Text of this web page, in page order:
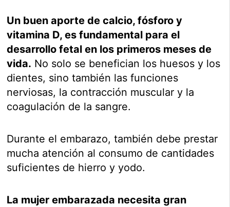
Un buen aporte de calcio, fósforo y
vitamina D, es fundamental para el
desarrollo fetal en los primeros meses de
vida. No solo se benefician los huesos y los
dientes, sino también las funciones
nerviosas, la contracción muscular y la
coagulación de la sangre.
Durante el embarazo, también debe prestar
mucha atención al consumo de cantidades
suficientes de hierro y yodo.
La mujer embarazada necesita gran